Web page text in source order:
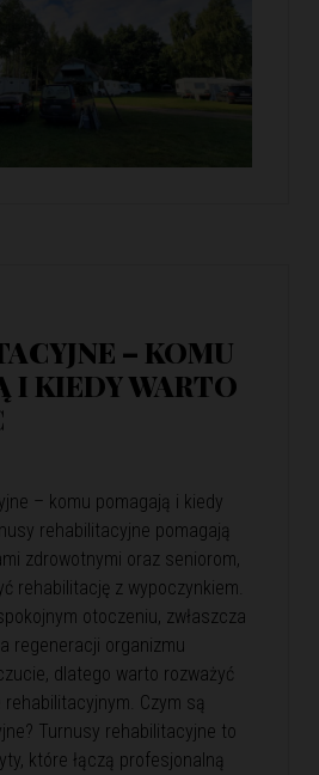
– KOMU
I KIEDY WARTO
– komu pomagają i kiedy
rehabilitacyjne pomagają
zdrowotnymi oraz seniorom,
rehabilitację z wypoczynkiem.
otoczeniu, zwłaszcza
regeneracji organizmu
dlatego warto rozważyć
Czym są
Turnusy rehabilitacyjne to
które łączą profesjonalną